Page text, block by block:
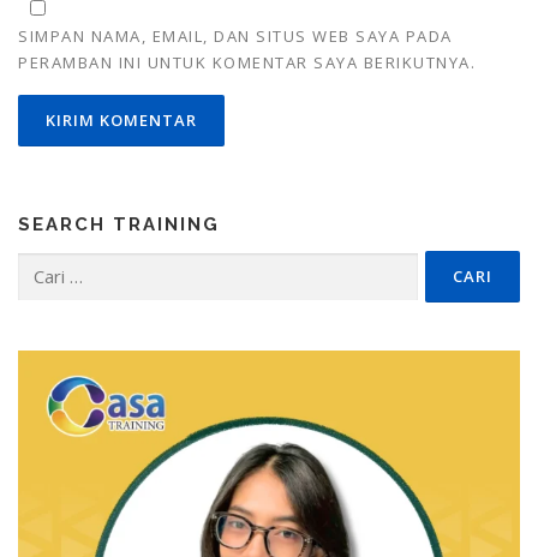
SIMPAN NAMA, EMAIL, DAN SITUS WEB SAYA PADA
PERAMBAN INI UNTUK KOMENTAR SAYA BERIKUTNYA.
SEARCH TRAINING
untuk: